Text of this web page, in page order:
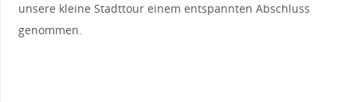
unsere kleine Stadttour einem entspannten Abschluss
genommen.